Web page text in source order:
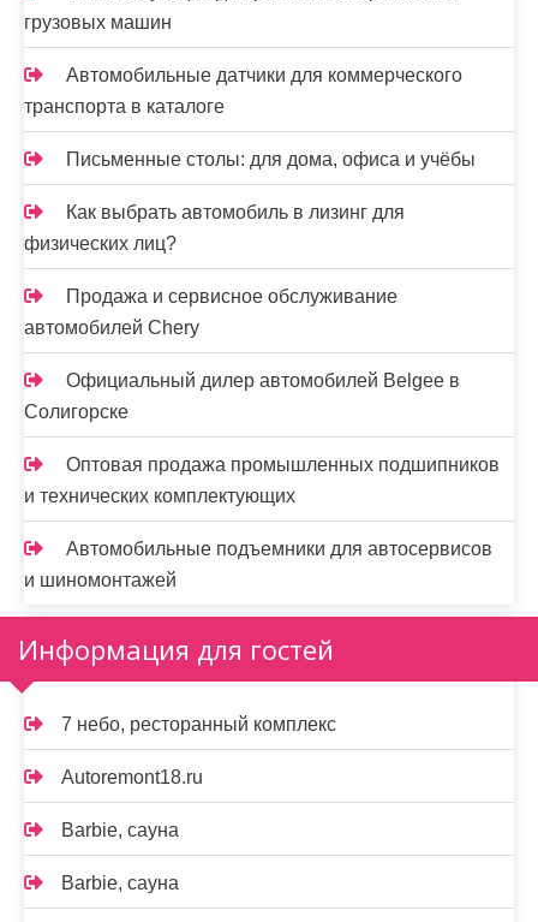
грузовых машин
Автомобильные датчики для коммерческого
транспорта в каталоге
Письменные столы: для дома, офиса и учёбы
Как выбрать автомобиль в лизинг для
физических лиц?
Продажа и сервисное обслуживание
автомобилей Chery
Официальный дилер автомобилей Belgee в
Солигорске
Оптовая продажа промышленных подшипников
и технических комплектующих
Автомобильные подъемники для автосервисов
и шиномонтажей
Информация для гостей
7 небо, ресторанный комплекс
Autoremont18.ru
Barbie, сауна
Barbie, сауна